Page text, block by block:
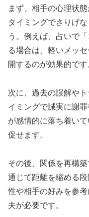
まず、相手の心理状
タイミングでさりげ
う。例えば、占いで
る場合は、軽いメッ
開するのが効果的です
次に、過去の誤解や
イミングで誠実に謝
が感情的に落ち着い
促せます。
その後、関係を再構
通じて距離を縮める
性や相手の好みを参
夫が必要です。